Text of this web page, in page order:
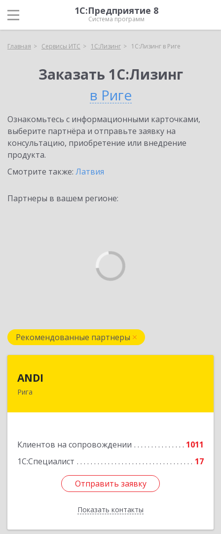
1С:Предприятие 8
Система программ
Главная Сервисы ИТС 1С:Лизинг 1С:Лизинг в Риге
Заказать 1С:Лизинг
в Риге
Ознакомьтесь с информационными карточками,
выберите партнёра и отправьте заявку на
консультацию, приобретение или внедрение
продукта.
Смотрите также: Латвия
Партнеры в вашем регионе:
Рекомендованные партнеры
ANDI
Рига
Клиентов на сопровождении
1011
1С:Специалист
17
Отправить заявку
Показать контакты
Отправить заявку
Назад